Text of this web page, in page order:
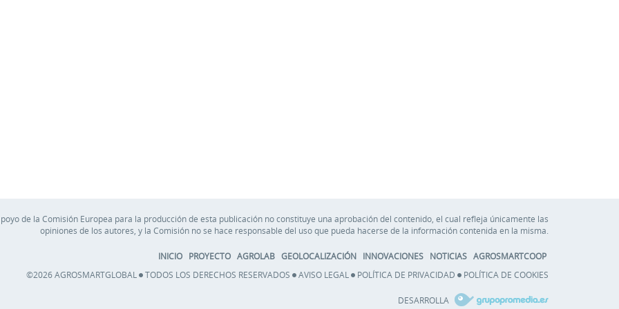
de la Comisión Europea para la producción de esta publicación no constituye una aprobación del contenido, el cual refleja únicamente las
opiniones de los autores, y la Comisión no se hace responsable del uso que pueda hacerse de la información contenida en la misma.
INICIO PROYECTO AGROLAB GEOLOCALIZACIÓN INNOVACIONES NOTICIAS AGROSMARTCOOP
©2026 AGROSMARTGLOBAL
TODOS LOS DERECHOS RESERVADOS AVISO LEGAL POLÍTICA DE PRIVACIDAD POLÍTICA DE COOKIES
DESARROLLA